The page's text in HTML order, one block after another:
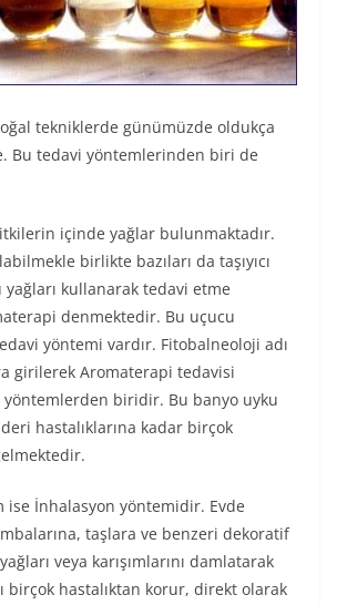
tekniklerde günümüzde oldukça
Bu tedavi yöntemlerinden biri de
içinde yağlar bulunmaktadır.
birlikte bazıları da taşıyıcı
yağları kullanarak tedavi etme
denmektedir. Bu uçucu
yöntemi vardır. Fitobalneoloji adı
girilerek Aromaterapi tedavisi
yöntemlerden biridir. Bu banyo uyku
hastalıklarına kadar birçok
ise İnhalasyon yöntemidir. Evde
taşlara ve benzeri dekoratif
veya karışımlarını damlatarak
birçok hastalıktan korur, direkt olarak